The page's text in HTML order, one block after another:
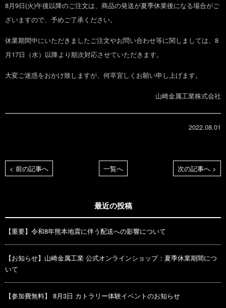
8月9日(火)午後以降のご注文は、商品の発送が夏季休業後になる場合がご
ざいますので、予めご了承ください。
休業期間中にいただきましたご注文やお問い合わせ等に関しましては、8
月17日（水）以降より順次対応させていただきます。
大変ご迷惑をおかけ致しますが、何卒宜しくお願い申し上げます。
山崎金属工業株式会社
2022.08.01
一覧へ
< 前の記事へ 次の記事へ >
最近の投稿
【重要】令和8年熊本地震に伴う配送への影響について
【お知らせ】山崎金属工業 公式オンラインショップ：夏季休業期間につ
いて
【参加費無料】 8月3日 カトラリー体験イベントのお知らせ